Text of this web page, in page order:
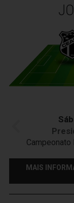
Campeonato
MAIS